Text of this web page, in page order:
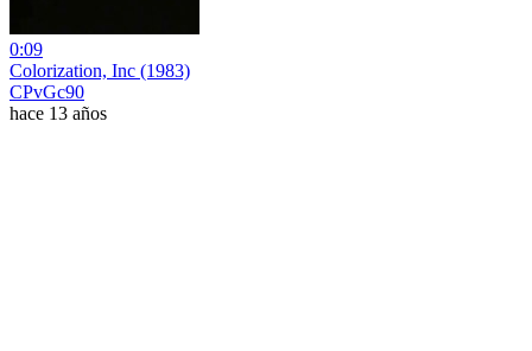
0:09
Colorization, Inc (1983)
CPvGc90
hace 13 años